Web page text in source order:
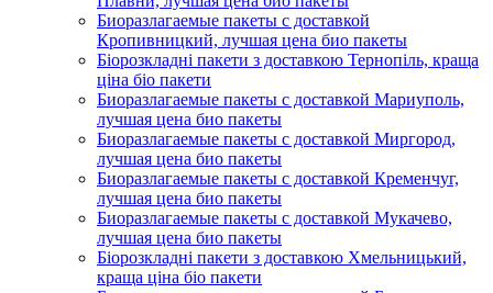
Биоразлагаемые пакеты с доставкой
Кропивницкий, лучшая цена био пакеты
Біорозкладні пакети з доставкою Тернопіль, краща
ціна біо пакети
Биоразлагаемые пакеты с доставкой Мариуполь,
лучшая цена био пакеты
Биоразлагаемые пакеты с доставкой Миргород,
лучшая цена био пакеты
Биоразлагаемые пакеты с доставкой Кременчуг,
лучшая цена био пакеты
Биоразлагаемые пакеты с доставкой Мукачево,
лучшая цена био пакеты
Біорозкладні пакети з доставкою Хмельницький,
краща ціна біо пакети